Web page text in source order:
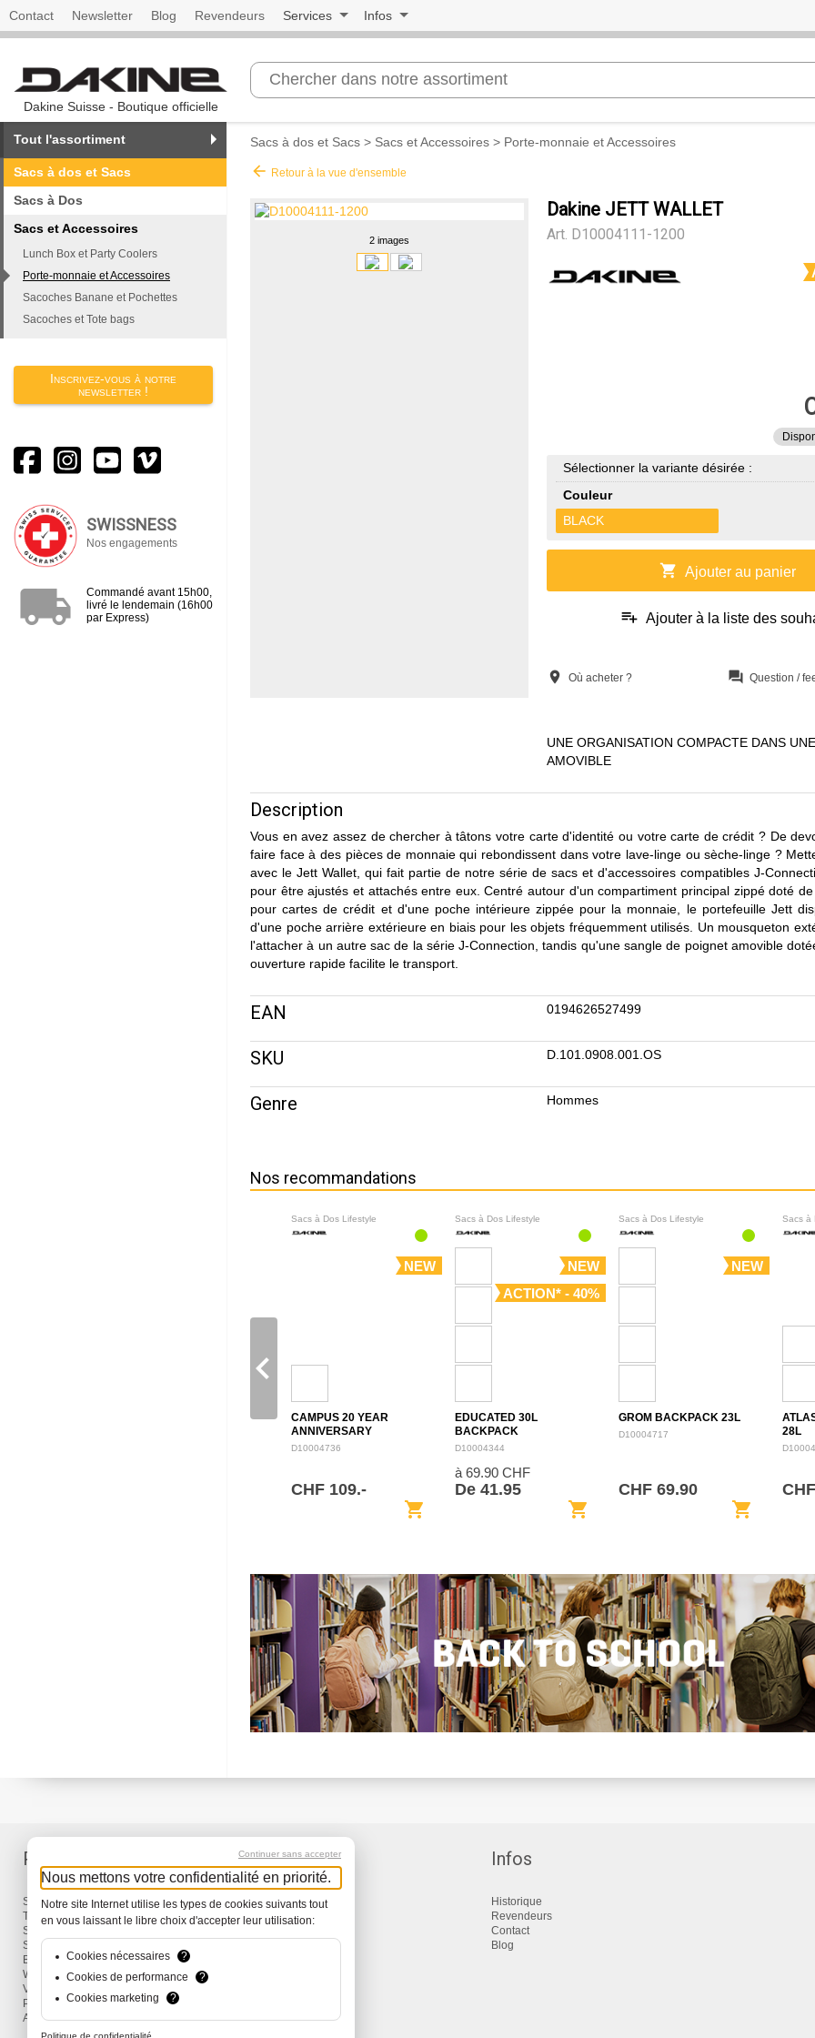
Contact Newsletter Blog Revendeurs Services Infos
Dakine Suisse - Boutique officielle
Tout l'assortiment
Sacs à dos et Sacs
Sacs à Dos
Sacs et Accessoires
Lunch Box et Party Coolers
Porte-monnaie et Accessoires
Sacoches Banane et Pochettes
Sacoches et Tote bags
Inscrivez-vous à notre
newsletter !
SWISSNESS
Nos engagements
local_shipping
Commandé avant 15h00,
livré le lendemain (16h00
par Express)
Sacs à dos et Sacs > Sacs et Accessoires > Porte-monnaie et Accessoires
arrow_back Retour à la vue d'ensemble
2 images
Dakine JETT WALLET
Art. D10004111-1200
Sélectionner la variante désirée :
Couleur
BLACK
shopping_cart Ajouter au panier
playlist_add Ajouter à la liste des
location_on Où acheter ? question_answer Question /
UNE ORGANISATION COMPACTE DANS
AMOVIBLE
Description
Vous en avez assez de chercher à tâtons votre carte d'identité ou votre carte de crédit ? De
faire face à des pièces de monnaie qui rebondissent dans votre lave-linge ou sèche-linge ?
avec le Jett Wallet, qui fait partie de notre série de sacs et d'accessoires compatibles J-
pour être ajustés et attachés entre eux. Centré autour d'un compartiment principal zippé doté
pour cartes de crédit et d'une poche intérieure zippée pour la monnaie, le portefeuille Jett
d'une poche arrière extérieure en biais pour les objets fréquemment utilisés. Un mousqueton
l'attacher à un autre sac de la série J-Connection, tandis qu'une sangle de poignet amovible
ouverture rapide facilite le transport.
EAN 0194626527499
SKU D.101.0908.001.OS
Genre Hommes
Nos recommandations
Sacs à Dos Lifestyle
NEW
CAMPUS 20 YEAR
ANNIVERSARY
BACKPACK 28L
D10004736
CHF 109.-
shopping_cart
Sacs à Dos Lifestyle
NEW
ACTION* - 40%
EDUCATED 30L
BACKPACK
D10004344
à 69.90 CHF
De 41.95
shopping_cart
Sacs à Dos Lifestyle
NEW
GROM BACKPACK 23L
D10004717
CHF 69.90
shopping_cart
Sacs à
28L
navigate_before
Produits
Sacs à dos et Sacs
Travel
Snow
Surf
Bike
Wind
Vêtements et Accessoires
Promotions
Actions
Services
Livraison
Garantie
Infos
Historique
Revendeurs
Contact
Blog
Continuer sans accepter
Nous mettons votre confidentialité en priorité.
Notre site Internet utilise les types de cookies suivants tout
en vous laissant le libre choix d'accepter leur utilisation:
Cookies nécessaires
?
Cookies de performance
?
Cookies marketing
?
Politique de confidentialité